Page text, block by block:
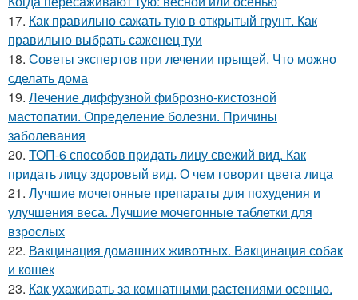
17. Как правильно сажать тую в открытый грунт. Как
правильно выбрать саженец туи
18. Советы экспертов при лечении прыщей. Что можно
сделать дома
19. Лечение диффузной фиброзно-кистозной
мастопатии. Определение болезни. Причины
заболевания
20. ТОП-6 способов придать лицу свежий вид. Как
придать лицу здоровый вид. О чем говорит цвета лица
21. Лучшие мочегонные препараты для похудения и
улучшения веса. Лучшие мочегонные таблетки для
взрослых
22. Вакцинация домашних животных. Вакцинация собак
и кошек
23. Как ухаживать за комнатными растениями осенью.